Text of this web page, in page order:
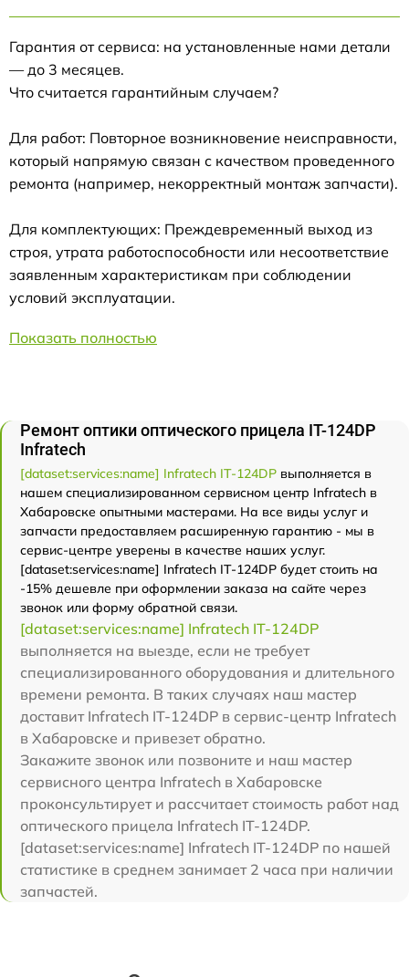
Гарантия от сервиса: на установленные нами детали
— до 3 месяцев.
Что считается гарантийным случаем?
Для работ: Повторное возникновение неисправности,
который напрямую связан с качеством проведенного
ремонта (например, некорректный монтаж запчасти).
Для комплектующих: Преждевременный выход из
строя, утрата работоспособности или несоответствие
заявленным характеристикам при соблюдении
условий эксплуатации.
Показать полностью
Ремонт оптики оптического прицела IT-124DP
Infratech
[dataset:services:name] Infratech IT-124DP выполняется в
нашем специализированном сервисном центр Infratech в
Хабаровске опытными мастерами. На все виды услуг и
запчасти предоставляем расширенную гарантию - мы в
сервис-центре уверены в качестве наших услуг.
[dataset:services:name] Infratech IT-124DP будет стоить на
-15% дешевле при оформлении заказа на сайте через
звонок или форму обратной связи.
[dataset:services:name] Infratech IT-124DP
выполняется на выезде, если не требует
специализированного оборудования и длительного
времени ремонта. В таких случаях наш мастер
доставит Infratech IT-124DP в сервис-центр Infratech
в Хабаровске и привезет обратно.
Закажите звонок или позвоните и наш мастер
сервисного центра Infratech в Хабаровске
проконсультирует и рассчитает стоимость работ над
оптического прицела Infratech IT-124DP.
[dataset:services:name] Infratech IT-124DP по нашей
статистике в среднем занимает 2 часа при наличии
запчастей.